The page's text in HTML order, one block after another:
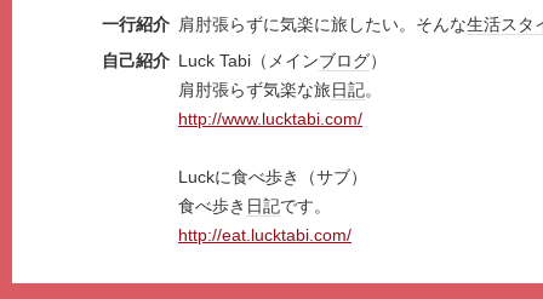
一行紹介 肩肘張らずに気楽に旅したい。そんな生活スタ
自己紹介 Luck Tabi（メインブログ）
肩肘張らず気楽な旅日記。
http://www.lucktabi.com/
Luckに食べ歩き（サブ）
食べ歩き 日記です。
http://eat.lucktabi.com/